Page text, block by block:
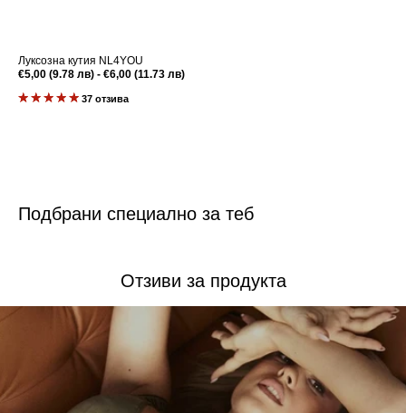
Луксозна кутия NL4YOU
Редовна
€5,00 (9.78 лв) - €6,00 (11.73 лв)
37 отзива
Подбрани специално за теб
Отзиви за продукта